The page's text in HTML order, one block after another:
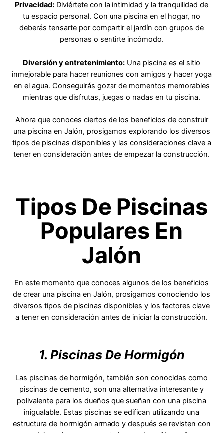
Privacidad: Diviértete con la intimidad y la tranquilidad de
tu espacio personal. Con una piscina en el hogar, no
deberás tensarte por compartir el jardín con grupos de
personas o sentirte incómodo.
Diversión y entretenimiento: Una piscina es el sitio
inmejorable para hacer reuniones con amigos y hacer yoga
en el agua. Conseguirás gozar de momentos memorables
mientras que disfrutas, juegas o nadas en tu piscina.
Ahora que conoces ciertos de los beneficios de construir
una piscina en Jalón, prosigamos explorando los diversos
tipos de piscinas disponibles y las consideraciones clave a
tener en consideración antes de empezar la construcción.
Tipos De Piscinas
Populares En
Jalón
En este momento que conoces algunos de los beneficios
de crear una piscina en Jalón, prosigamos conociendo los
diversos tipos de piscinas disponibles y los factores clave
a tener en consideración antes de iniciar la construcción.
1. Piscinas De Hormigón
Las piscinas de hormigón, también son conocidas como
piscinas de cemento, son una alternativa interesante y
polivalente para los dueños que sueñan con una piscina
inigualable. Estas piscinas se edifican utilizando una
estructura de hormigón armado y después se revisten con